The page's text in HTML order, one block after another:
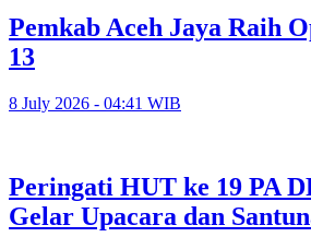
Pemkab Aceh Jaya Raih
13
8 July 2026 - 04:41 WIB
Peringati HUT ke 19 PA
Gelar Upacara dan